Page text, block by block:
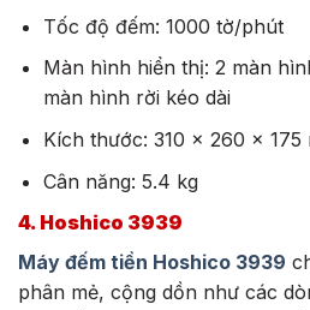
Tốc độ đếm: 1000 tờ/phút
Màn hình hiển thị: 2 màn
màn hình rời kéo dài
Kích thước: 310 x 260 x 175
Cân năng: 5.4 kg
4. Hoshico 3939
Máy đếm tiền Hoshico 3939
phân mẻ, cộng dồn như các